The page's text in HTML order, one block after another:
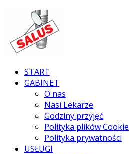
START
GABINET
O nas
Nasi Lekarze
Godziny przyjęć
Polityka plików Cookie
Polityka prywatności
USŁUGI